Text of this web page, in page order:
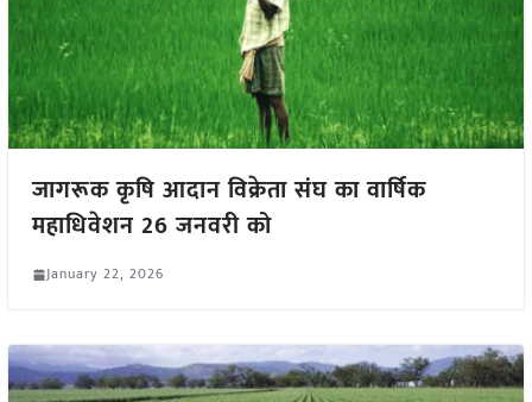
जागरूक कृषि आदान विक्रेता संघ का वार्षिक
महाधिवेशन 26 जनवरी को
January 22, 2026